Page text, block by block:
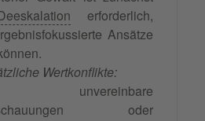
erforderlich,
Ansätze
Wertkonflikte:
unvereinbare
oder